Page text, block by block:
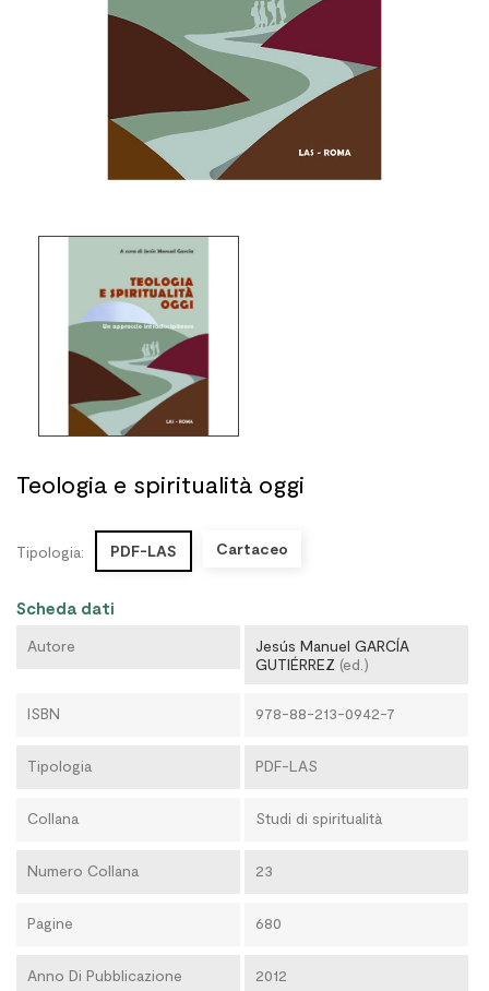
Teologia e spiritualità oggi
Tipologia: PDF-LAS Cartaceo
Scheda dati
Autore
Jesús Manuel GARCÍA
GUTIÉRREZ (ed.)
ISBN 978-88-213-0942-7
Tipologia PDF-LAS
Collana Studi di spiritualità
Numero Collana 23
Pagine 680
Anno Di Pubblicazione 2012